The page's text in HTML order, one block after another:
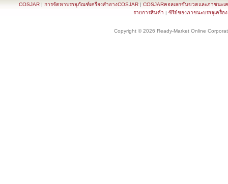
COSJAR | การจัดหาบรรจุภัณฑ์เครื่องสำอางCOSJAR | COSJARคอลเลกชั่นขวดและภาชนะเ
รายการสินค้า | ซีรีย์ของภาชนะบรรจุเครื่อ
Copyright © 2026 Ready-Market Online